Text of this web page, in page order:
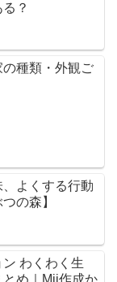
？
の種類・外観ご
、よくする行動
の森】
ン わくわく生
め｜Mii作成か